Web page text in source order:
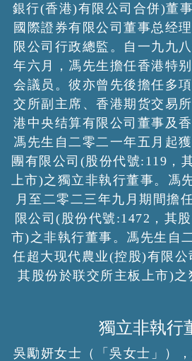
銀行(香港)有限公司合併)董
國際證券有限公司董事总经
限公司行政總監。自一九九
年六月，馮先生擔任香港特
会議员。彼亦曾先後擔任多
交所副主席、香港期货交易
港中央结算有限公司董事及
馮先生自二零二一年五月起
團有限公司(股份代號:119，
上市)之獨立非執行董事。馮
月至二零二三年九月期間擔
限公司(股份代號:1472，其
市)之非執行董事。馮先生自
任超大现代農业(控股)有限公
其股份於联交所主板上市)之
獨立非執行
吳勵妍女士（「吳女士」）